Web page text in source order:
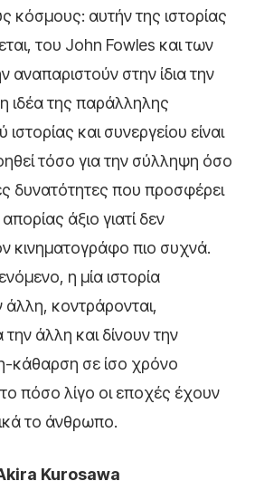
κόσμους: αυτήν της ιστορίας
του John Fowles και των
αναπαριστούν στην ίδια την
ιδέα της παράλληλης
και συνεργείου είναι
τόσο για την σύλληψη όσο
δυνατότητες που προσφέρει
άξιο γιατί δεν
κινηματογράφο πιο συχνά.
η μία ιστορία
κοντράρονται,
την άλλη και δίνουν την
κάθαρση σε ίσο χρόνο
πόσο λίγο οι εποχές έχουν
το άνθρωπο.
Kurosawa